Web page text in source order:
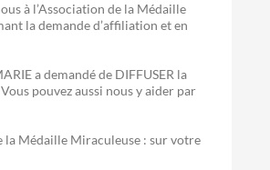
à l’Association de la Médaille
la demande d’affiliation et en
a demandé de DIFFUSER la
pouvez aussi nous y aider par
la Médaille Miraculeuse : sur votre